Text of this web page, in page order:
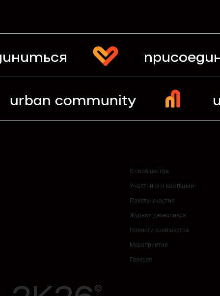
urban community
©
О сообществе
Участники и компании
Пакеты участия
Журнал девелопера
Новости сообщества
Мероприятия
Галерея